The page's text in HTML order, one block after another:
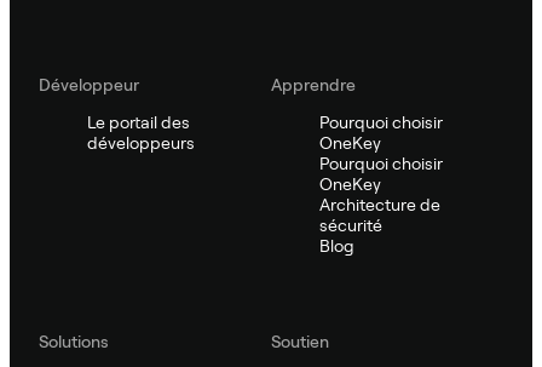
Développeur
Le portail des
développeurs
Apprendre
Pourquoi choisir
OneKey
Pourquoi choisir
OneKey
Architecture de
sécurité
Blog
Solutions
Soutien